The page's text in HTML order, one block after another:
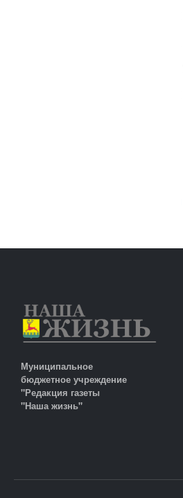
Муниципальное
бюджетное учреждение
"Редакция газеты
"Наша жизнь"